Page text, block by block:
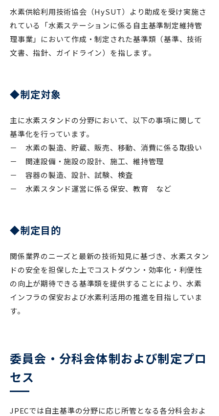
水素供給利用技術協会（HySUT）より助成を受け実施さ
れている「水素ステーションに係る自主基準制定維持管
理事業」において作成・制定された基準類（基準、技術
文書、指針、ガイドライン）を指します。
◆制定対象
主に水素スタンドの分野において、以下の事項に関して
基準化を行っています。
－ 水素の製造、貯蔵、販売、移動、消費に係る取扱い
－ 関連設備・施設の設計、施工、維持管理
－ 容器の製造、設計、試験、検査
－ 水素スタンド運営に係る保安、教育 など
◆制定目的
関係業界のニーズと最新の技術知見に基づき、水素スタン
ドの安全を担保した上でコストダウン・効率化・利便性
の向上が期待できる基準類を提供することにより、水素
インフラの保安および水素利活用の推進を目指していま
す。
委員会・分科会体制および制定プロ
セス
JPECでは自主基準の分野に応じ所管となる各分科会およ